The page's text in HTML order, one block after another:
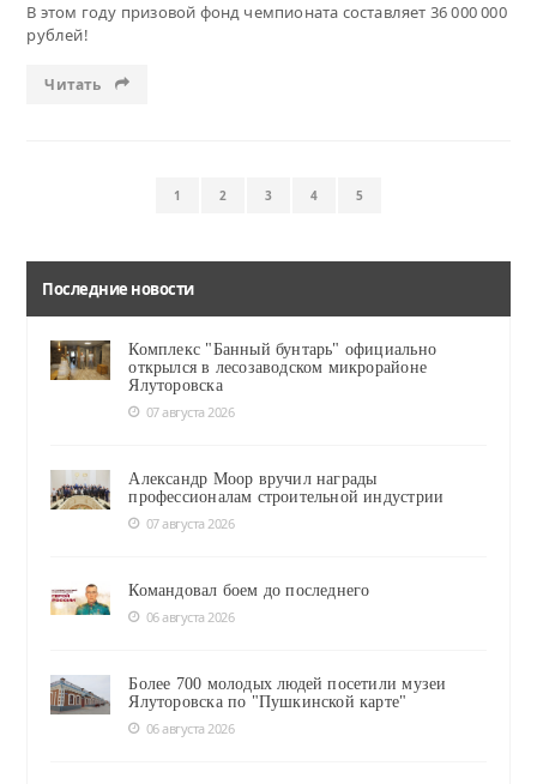
В этом году призовой фонд чемпионата составляет 36 000 000
рублей!
Читать
1 2 3 4 5
Последние новости
Комплекс "Банный бунтарь" официально
открылся в лесозаводском микрорайоне
Ялуторовска
07 августа 2026
Александр Моор вручил награды
профессионалам строительной индустрии
07 августа 2026
Командовал боем до последнего
06 августа 2026
Более 700 молодых людей посетили музеи
Ялуторовска по "Пушкинской карте"
06 августа 2026